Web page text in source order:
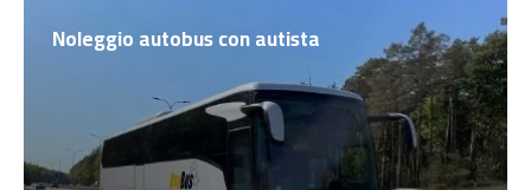
Noleggio autobus con autista